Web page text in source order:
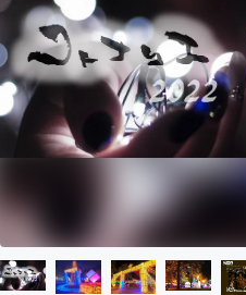
テクノロジー・ガジ
映像・映画
ビジネス・起業
まちづくり・地域活
CAMPFIRE for Social